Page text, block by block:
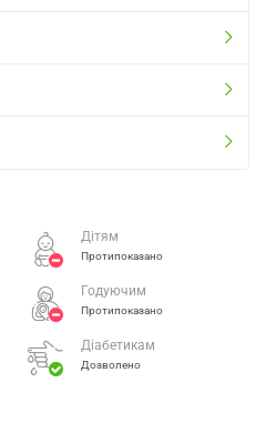
Дітям
Протипоказано
Годуючим
Протипоказано
Діабетикам
Дозволено